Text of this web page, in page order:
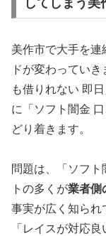
美作市で大手を連
ドが変わってい
も借りれない 即
に「ソフト闇金
どり着きます。
問題は、「ソフ
トの多くが業者側
事実が広く知られ
「レイスが対応